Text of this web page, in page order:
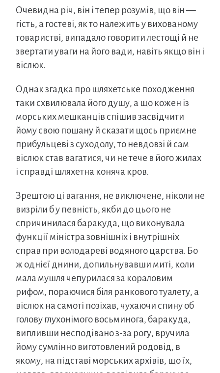
Очевидна річ, він і тепер розумів, що він —
гість, а гостеві, як то належить у вихованому
товаристві, випадало говорити лестощі й не
звертати уваги на його вади, навіть якщо він і
віслюк.
Однак згадка про шляхетське походження
таки схвилювала його душу, а що кожен із
морських мешканців спішив засвідчити
йому свою пошану й сказати щось приємне
прибульцеві з суходолу, то невдовзі й сам
віслюк став вагатися, чи не тече в його жилах
і справді шляхетна коняча кров.
Зрештою ці вагання, не виключене, ніколи не
визріли б у певність, якби до цього не
спричинилася баракуда, що виконувала
функції міністра зовнішніх і внутрішніх
справ при володареві водяного царства. Бо
ж однієї днини, допильнувавши миті, коли
мала мушля чепурилася за кораловим
рифом, пораючися біля ранкового туалету, а
віслюк на самоті позіхав, чухаючи спину об
голову глухонімого восьминога, баракуда,
випливши несподівано з-за рогу, вручила
йому сумлінно виготовлений родовід, в
якому, на підставі морських архівів, що їх,